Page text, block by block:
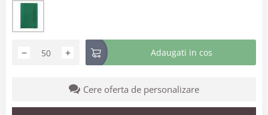
+
− Adaugati in cos
Cere oferta de personalizare